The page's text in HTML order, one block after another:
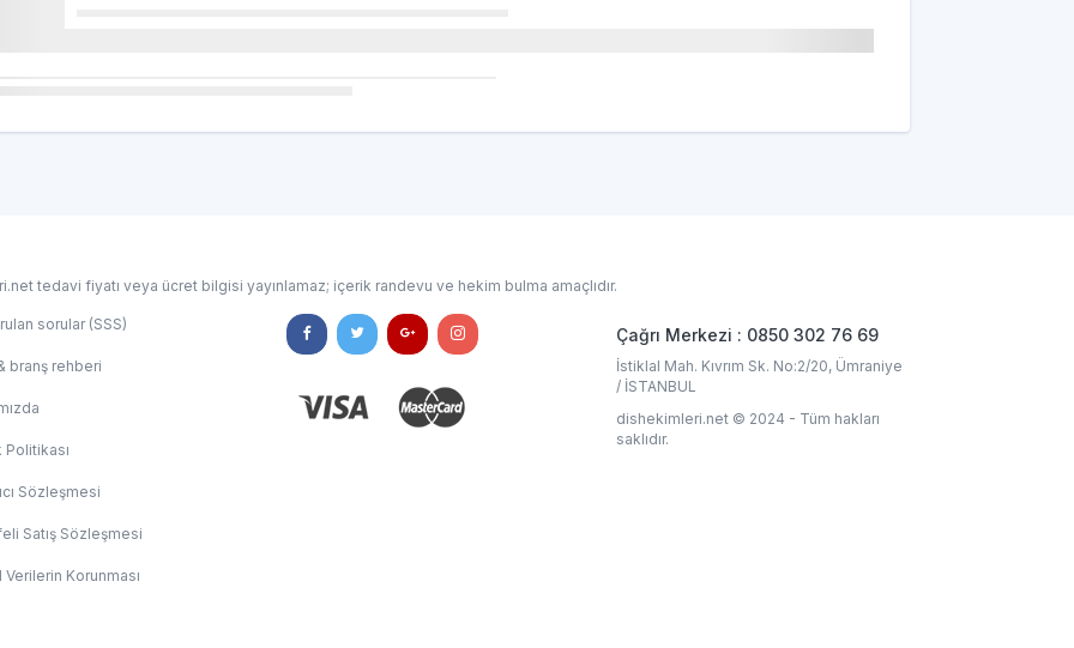
tedavi fiyatı veya ücret bilgisi yayınlamaz; içerik randevu ve hekim bulma amaçlıdır.
sorular (SSS)
branş rehberi
Politikası
Sözleşmesi
Satış Sözleşmesi
Verilerin Korunması
Çağrı Merkezi : 0850 302 76 69
İstiklal Mah. Kıvrım Sk. No:2/20, Ümraniye
/ İSTANBUL
dishekimleri.net © 2024 - Tüm hakları
saklıdır.